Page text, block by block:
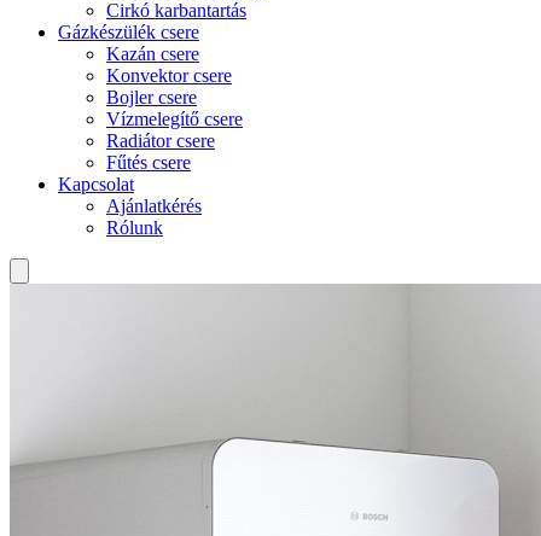
Cirkó karbantartás
Gázkészülék csere
Kazán csere
Konvektor csere
Bojler csere
Vízmelegítő csere
Radiátor csere
Fűtés csere
Kapcsolat
Ajánlatkérés
Rólunk